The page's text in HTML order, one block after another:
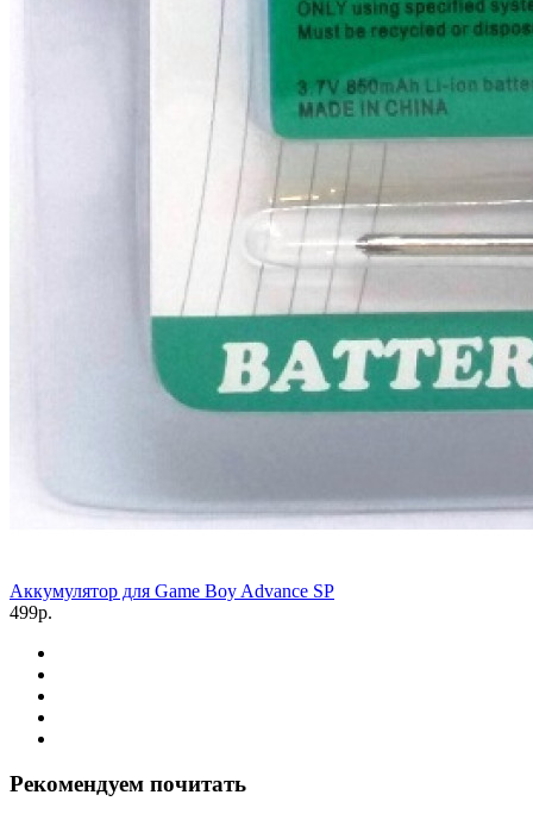
Аккумулятор для Game Boy Advance SP
499р.
Рекомендуем почитать